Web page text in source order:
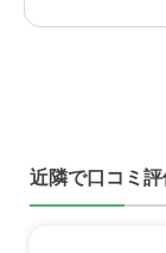
近隣で口コミ